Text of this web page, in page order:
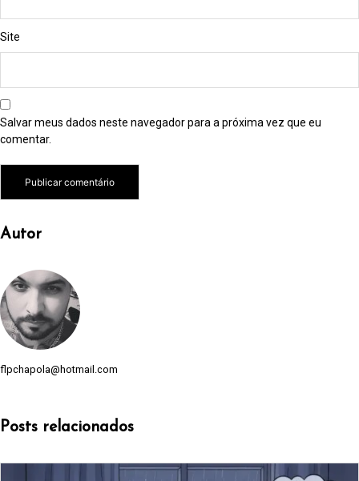
Site
Salvar meus dados neste navegador para a próxima vez que eu
comentar.
Autor
flpchapola@hotmail.com
Posts relacionados